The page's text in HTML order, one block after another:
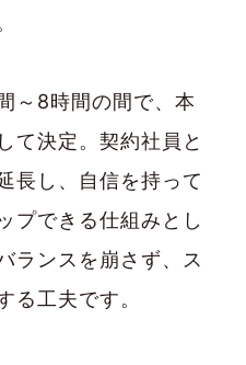
～8時間の間で、本
て決定。契約社員と
長し、自信を持って
プできる仕組みとし
ランスを崩さず、ス
る工夫です。